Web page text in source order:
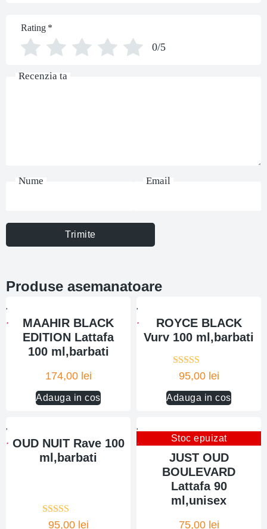
Rating *
0/5
Recenzia ta
Nume Email
Trimite
Produse asemanatoare
MAAHIR BLACK
EDITION Lattafa
100 ml,barbati
174,00 lei
Adauga in cos
ROYCE BLACK
Vurv 100 ml,barbati
95,00 lei
Adauga in cos
Evaluat la
5.00
OUD NUIT Rave 100
ml,barbati
95,00 lei
Evaluat la
Stoc epuizat
JUST OUD
BOULEVARD
Lattafa 90
ml,unisex
75,00 lei